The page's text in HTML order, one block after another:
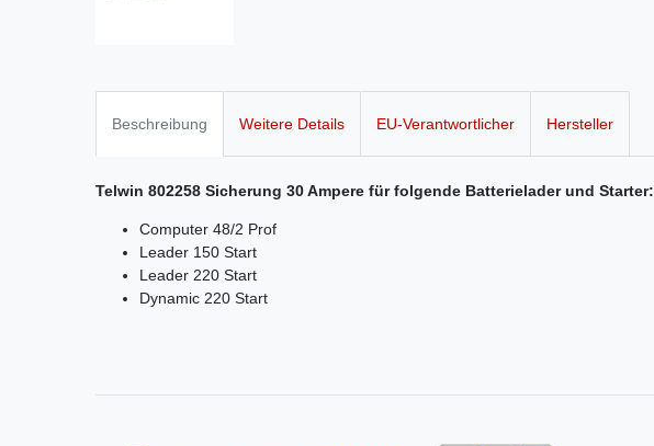
Beschreibung Weitere Details EU-Verantwortlicher Hersteller
Telwin 802258 Sicherung 30 Ampere für folgende Batterielader und Starter:
Computer 48/2 Prof
Leader 150 Start
Leader 220 Start
Dynamic 220 Start